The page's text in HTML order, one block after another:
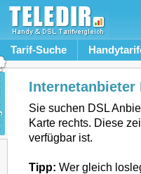
Tarif-Suche
Internetanbieter
Sie suchen DSL
Karte rechts. Diese
verfügbar ist.
Tipp: Wer gleich